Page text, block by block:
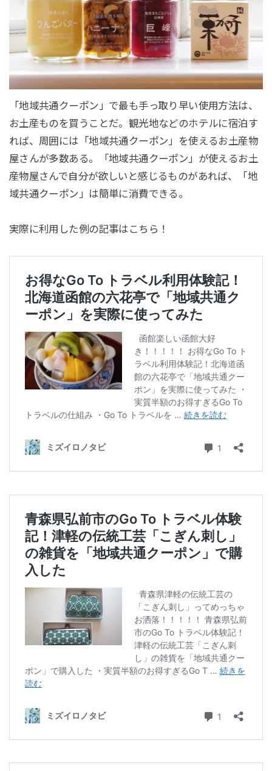
「地域共通クーポン」で最も手っ取り早い使用方法は、
お土産ものを買うことだ。観光地などのホテルに宿泊す
れば、周囲には「地域共通クーポン」を使えるお土産物
屋さんが多数ある。「地域共通クーポン」が使えるお土
産物屋さんで自分が欲しいと感じるものがあれば、「地
域共通クーポン」は簡単に消費できる。
実際に利用した例の記事はこちら！